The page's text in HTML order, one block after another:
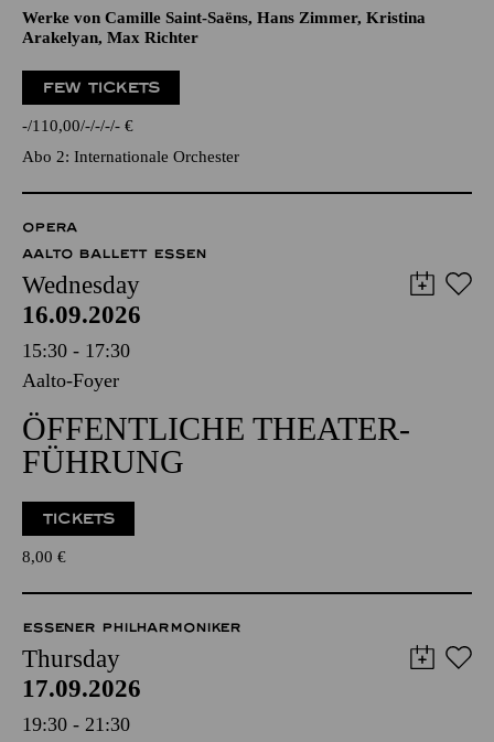
Werke von Camille Saint-Saëns, Hans Zimmer, Kristina
Arakelyan, Max Richter
FEW TICKETS
- 110,00 - - - - €
Abo 2: Internationale Orchester
OPERA
AALTO BALLETT ESSEN
Wednesday
16.09.2026
15:30 - 17:30
Aalto-Foyer
ÖFFENTLICHE THEATER­
FÜHRUNG
TICKETS
8,00 €
ESSENER PHILHARMONIKER
Thursday
17.09.2026
19:30 - 21:30